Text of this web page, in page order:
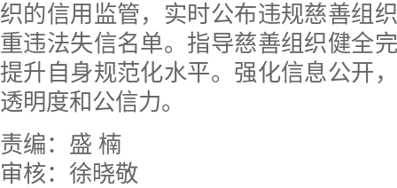
织的信用监管，实时公布违规慈善组
重违法失信名单。指导慈善组织健全
提升自身规范化水平。强化信息公开
透明度和公信力。
责编：盛 楠
审核：徐晓敬